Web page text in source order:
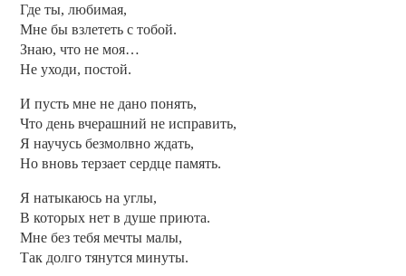
Где ты, любимая,
Мне бы взлететь с тобой.
Знаю, что не моя…
Не уходи, постой.
И пусть мне не дано понять,
Что день вчерашний не исправить,
Я научусь безмолвно ждать,
Но вновь терзает сердце память.
Я натыкаюсь на углы,
В которых нет в душе приюта.
Мне без тебя мечты малы,
Так долго тянутся минуты.